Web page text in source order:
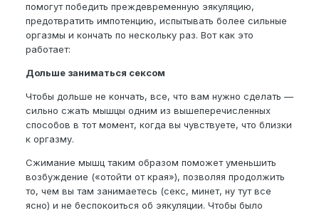
помогут победить преждевременную эякуляцию,
предотвратить импотенцию, испытывать более сильные
оргазмы и кончать по нескольку раз. Вот как это
работает:
Дольше заниматься сексом
Чтобы дольше не кончать, все, что вам нужно сделать —
сильно сжать мышцы одним из вышеперечисленных
способов в тот момент, когда вы чувствуете, что близки
к оргазму.
Сжимание мышц таким образом поможет уменьшить
возбуждение («отойти от края»), позволяя продолжить
то, чем вы там занимаетесь (секс, минет, ну тут все
ясно) и не беспокоиться об эякуляции. Чтобы было